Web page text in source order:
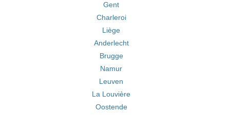
Gent
Charleroi
Liège
Anderlecht
Brugge
Namur
Leuven
La Louvière
Oostende